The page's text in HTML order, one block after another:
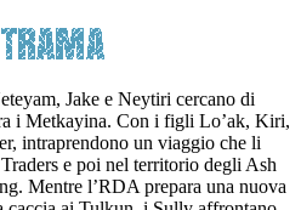
Jake e Neytiri cercano di
i Metkayina. Con i figli Lo’ak, Kiri,
intraprendono un viaggio che li
e poi nel territorio degli Ash
Mentre l’RDA prepara una nuova